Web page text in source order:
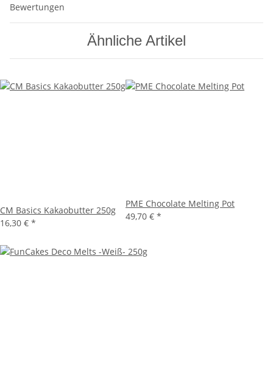
Bewertungen
Ähnliche Artikel
CM Basics Kakaobutter 250g
16,30 € *
PME Chocolate Melting Pot
49,70 € *